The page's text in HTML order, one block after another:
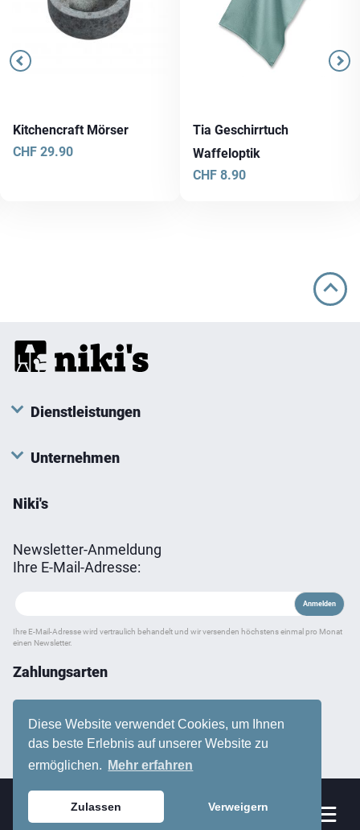
Diese Website verwendet Cookies, um Ihnen
das beste Erlebnis auf unserer Website zu
ermöglichen.
Mehr erfahren
Zulassen VerweigernSortiment
Kitchencraft Mörser
CHF 29.90
Tia Geschirrtuch
Waffeloptik
CHF 8.90
Dienstleistungen
Unternehmen
Niki's
Newsletter-Anmeldung
Ihre E-Mail-Adresse:
Ihre E-Mail-Adresse wird vertraulich behandelt und wir versenden höchstens einmal pro Monat
einen Newsletter.
Zahlungsarten